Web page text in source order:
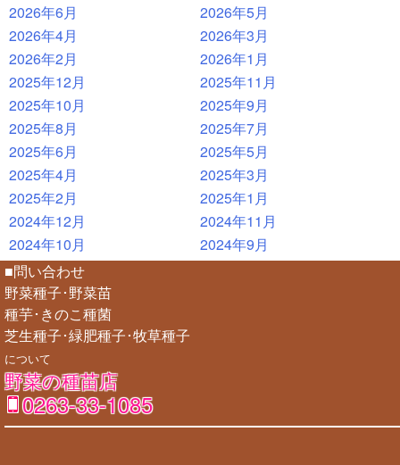
2026年6月
2026年5月
2026年4月
2026年3月
2026年2月
2026年1月
2025年12月
2025年11月
2025年10月
2025年9月
2025年8月
2025年7月
2025年6月
2025年5月
2025年4月
2025年3月
2025年2月
2025年1月
2024年12月
2024年11月
2024年10月
2024年9月
■問い合わせ
野菜種子･野菜苗
種芋･きのこ種菌
芝生種子･緑肥種子･牧草種子
について
野菜の種苗店
0263-33-1085